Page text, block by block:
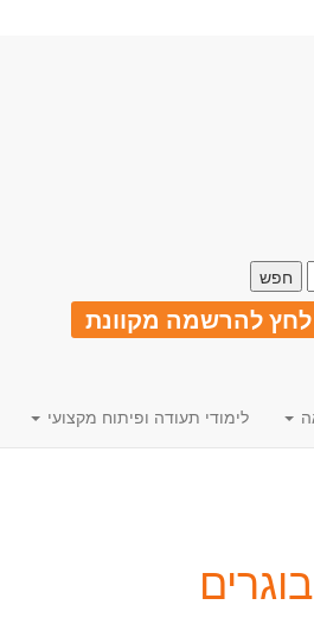
לחץ להרשמה מקוונת
לימודי תעודה ופיתוח מקצועי